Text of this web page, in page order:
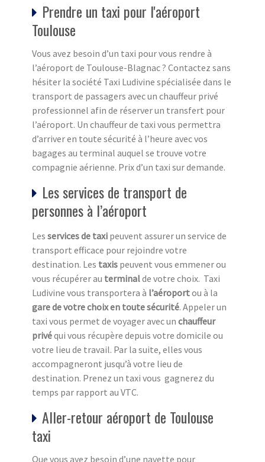
Prendre un taxi pour l'aéroport
Toulouse
Vous avez besoin d’un taxi pour vous rendre à
l’aéroport de Toulouse-Blagnac ? Contactez sans
hésiter la société Taxi Ludivine spécialisée dans le
transport de passagers avec un chauffeur privé
professionnel afin de réserver un transfert pour
l’aéroport. Un chauffeur de taxi vous permettra
d’arriver en toute sécurité à l’heure avec vos
bagages au terminal auquel se trouve votre
compagnie aérienne. Prix d’un taxi sur demande.
Les services de transport de
personnes à l’aéroport
Les services de taxi peuvent assurer un service de
transport efficace pour rejoindre votre
destination. Les taxis peuvent vous emmener ou
vous récupérer au terminalde votre choix. Taxi
Ludivine vous transportera à l’aéroportou à la
gare de votre choix en toute sécurité. Appeler un
taxi vous permet de voyager avec un chauffeur
privéqui vous récupère depuis votre domicile ou
votre lieu de travail. Par la suite, elles vous
accompagneront jusqu’à votre lieu de
destination. Prenez un taxi vous gagnerez du
temps par rapport au VTC.
Aller-retour aéroport de Toulouse
taxi
Que vous ayez besoin d’une navette pour